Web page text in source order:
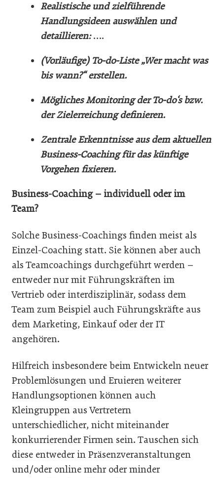
Realistische und zielführende
Handlungsideen auswählen und
detaillieren: ….
(Vorläufige) To-do-Liste „Wer macht was
bis wann?“ erstellen.
Mögliches Monitoring der To-do‘s bzw.
der Zielerreichung definieren.
Zentrale Erkenntnisse aus dem aktuellen
Business-Coaching für das künftige
Vorgehen fixieren.
Business-Coaching – individuell oder im
Team?
Solche Business-Coachings finden meist als
Einzel-Coaching statt. Sie können aber auch
als Teamcoachings durchgeführt werden –
entweder nur mit Führungskräften im
Vertrieb oder interdisziplinär, sodass dem
Team zum Beispiel auch Führungskräfte aus
dem Marketing, Einkauf oder der IT
angehören.
Hilfreich insbesondere beim Entwickeln neuer
Problemlösungen und Eruieren weiterer
Handlungsoptionen können auch
Kleingruppen aus Vertretern
unterschiedlicher, nicht miteinander
konkurrierender Firmen sein. Tauschen sich
diese entweder in Präsenzveranstaltungen
und/oder online mehr oder minder